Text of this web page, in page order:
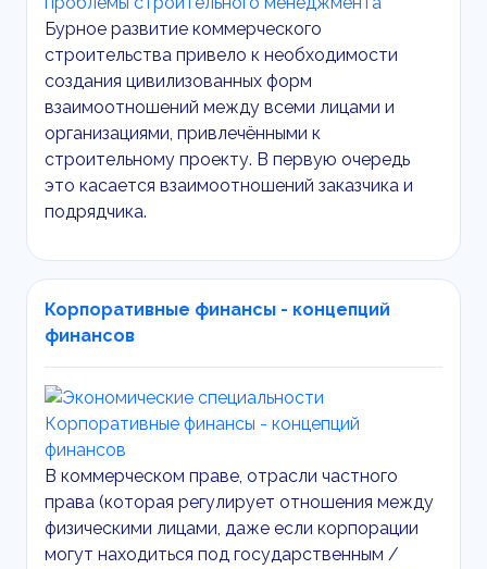
Бурное развитие коммерческого
строительства привело к необходимости
создания цивилизованных форм
взаимоотношений между всеми лицами и
организациями, привлечёнными к
строительному проекту. В первую очередь
это касается взаимоотношений заказчика и
подрядчика.
Корпоративные финансы - концепций
финансов
В коммерческом праве, отрасли частного
права (которая регулирует отношения между
физическими лицами, даже если корпорации
могут находиться под государственным /